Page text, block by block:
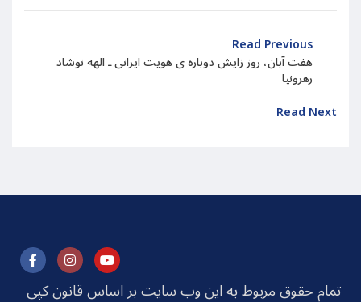
Read Previous
هفت آبان، روز زایش دوباره ی هویت ایرانی ـ الهه نوشاد
رهرونیا
Read Next
تمام حقوق مربوط به این وب سایت بر اساس قانون کپی